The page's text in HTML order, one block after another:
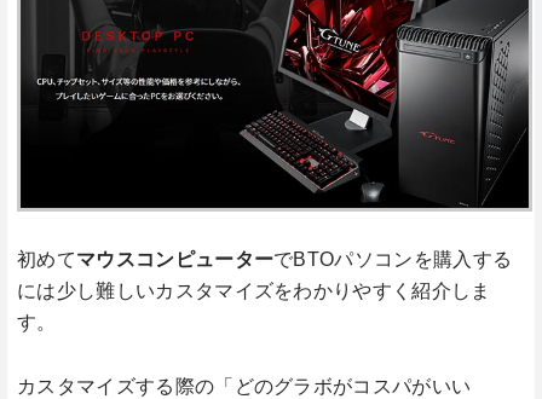
初めてマウスコンピューターでBTOパソコンを購入する
には少し難しいカスタマイズをわかりやすく紹介しま
す。
カスタマイズする際の「どのグラボがコスパがいい